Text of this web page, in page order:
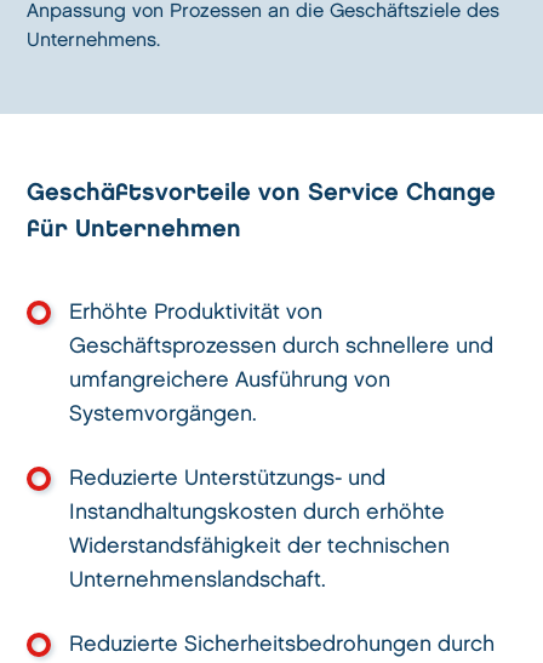
Anpassung von Prozessen an die Geschäftsziele des
Unternehmens.
Geschäftsvorteile von Service Change
für Unternehmen
Erhöhte Produktivität von
Geschäftsprozessen durch schnellere und
umfangreichere Ausführung von
Systemvorgängen.
Reduzierte Unterstützungs- und
Instandhaltungskosten durch erhöhte
Widerstandsfähigkeit der technischen
Unternehmenslandschaft.
Reduzierte Sicherheitsbedrohungen durch